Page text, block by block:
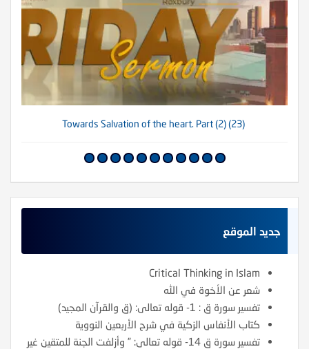
(23) Towards Salvation of the heart. Part (2)
جديد الموقع
Critical Thinking in Islam
شعر عن الأخوة في الله
تفسير سورة ق : 1- قوله تعالى: (ق والقرآن المجيد)
كتاب الأنفاس الزكية في شرح الأربعين النووية
تفسير سورة ق 14- قوله تعالى: ” وأزلفت الجنة للمتقين غير